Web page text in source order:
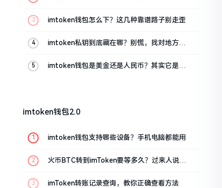
imtoken钱包怎么下？这几种靠谱路子别走歪
imtoken私钥到底藏在哪？别慌，找对地方才
imtoken钱包是美金还是人民币？其实它是个
imtoken钱包2.0
imtoken钱包支持哪些设备？手机电脑都能用
火币BTC转到imToken要等多久？过来人说说
imToken转账记录查询，教你正确查看方法